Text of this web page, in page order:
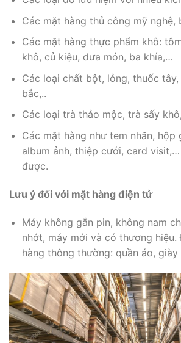
Các mặt hàng thủ công mỹ nghệ,
Các mặt hàng thực phẩm khô:
khô, củ kiệu, dưa món, ba khía,…
Các loại chất bột, lỏng, thuốc
bắc,..
Các loại trà thảo mộc, trà sấy
Các mặt hàng như tem nhãn, hộp
album ảnh, thiệp cưới, card
được.
Lưu ý đối với mặt hàng điện tử
Máy không gắn pin, không nam
nhớt, máy mới và có thương
hàng thông thường: quần áo,